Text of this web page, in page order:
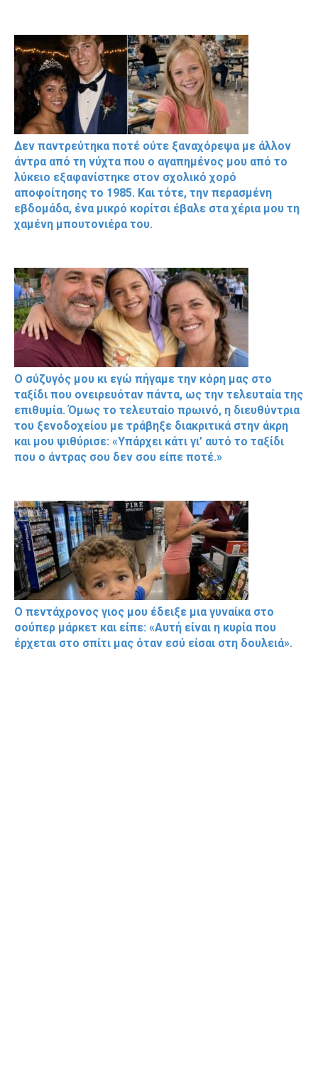
Δεν παντρεύτηκα ποτέ ούτε ξαναχόρεψα με άλλον
άντρα από τη νύχτα που ο αγαπημένος μου από το
λύκειο εξαφανίστηκε στον σχολικό χορό
αποφοίτησης το 1985. Και τότε, την περασμένη
εβδομάδα, ένα μικρό κορίτσι έβαλε στα χέρια μου τη
χαμένη μπουτονιέρα του.
Ο σύζυγός μου κι εγώ πήγαμε την κόρη μας στο
ταξίδι που ονειρευόταν πάντα, ως την τελευταία της
επιθυμία. Όμως το τελευταίο πρωινό, η διευθύντρια
του ξενοδοχείου με τράβηξε διακριτικά στην άκρη
και μου ψιθύρισε: «Υπάρχει κάτι γι’ αυτό το ταξίδι
που ο άντρας σου δεν σου είπε ποτέ.»
Ο πεντάχρονος γιος μου έδειξε μια γυναίκα στο
σούπερ μάρκετ και είπε: «Αυτή είναι η κυρία που
έρχεται στο σπίτι μας όταν εσύ είσαι στη δουλειά».